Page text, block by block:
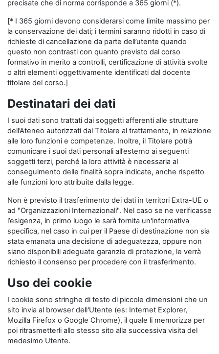
precisate che di norma corrisponde a 365 giorni (*).
[* I 365 giorni devono considerarsi come limite massimo per
la conservazione dei dati; i termini saranno ridotti in caso di
richieste di cancellazione da parte dell’utente quando
questo non contrasti con quanto previsto dal corso
formativo in merito a controlli, certificazione di attività svolte
o altri elementi oggettivamente identificati dal docente
titolare del corso.]
Destinatari dei dati
I suoi dati sono trattati dai soggetti afferenti alle strutture
dell’Ateneo autorizzati dal Titolare al trattamento, in relazione
alle loro funzioni e competenze. Inoltre, il Titolare potrà
comunicare i suoi dati personali all’esterno ai seguenti
soggetti terzi, perché la loro attività è necessaria al
conseguimento delle finalità sopra indicate, anche rispetto
alle funzioni loro attribuite dalla legge.
Non è previsto il trasferimento dei dati in territori Extra-UE o
ad "Organizzazioni Internazionali". Nel caso se ne verificasse
l’esigenza, in primo luogo le sarà fornita un'informativa
specifica, nel caso in cui per il Paese di destinazione non sia
stata emanata una decisione di adeguatezza, oppure non
siano disponibili adeguate garanzie di protezione, le verrà
richiesto il consenso per procedere con il trasferimento.
Uso dei cookie
I cookie sono stringhe di testo di piccole dimensioni che un
sito invia al browser dell'Utente (es: Internet Explorer,
Mozilla Firefox o Google Chrome), il quale li memorizza per
poi ritrasmetterli allo stesso sito alla successiva visita del
medesimo Utente.